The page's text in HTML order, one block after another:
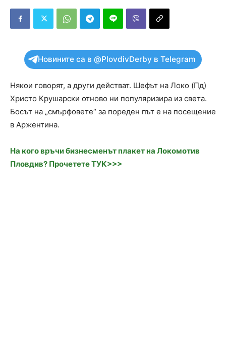
Новините са в @PlovdivDerby в Telegram
Някои говорят, а други действат. Шефът на Локо (Пд)
Христо Крушарски отново ни популяризира из света.
Босът на „смърфовете“ за пореден път е на посещение
в Аржентина.
На кого връчи бизнесменът плакет на Локомотив
Пловдив? Прочетете ТУК>>>